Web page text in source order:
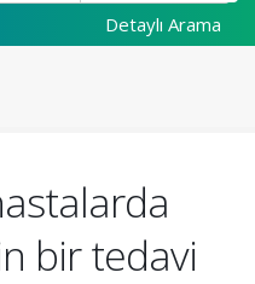
Detaylı Arama
bir tedavi